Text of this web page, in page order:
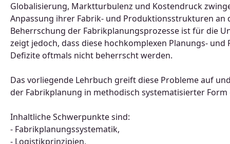
Globalisierung, Marktturbulenz und Kostendruck
Anpassung ihrer Fabrik- und Produktionsstrukturen
Beherrschung der Fabrikplanungsprozesse ist für die
zeigt jedoch, dass diese hochkomplexen Planungs-
Defizite oftmals nicht beherrscht werden.
Das vorliegende Lehrbuch greift diese Probleme auf
der Fabrikplanung in methodisch systematisierter
Inhaltliche Schwerpunkte sind:
- Fabrikplanungssystematik,
- Logistikprinzipien,